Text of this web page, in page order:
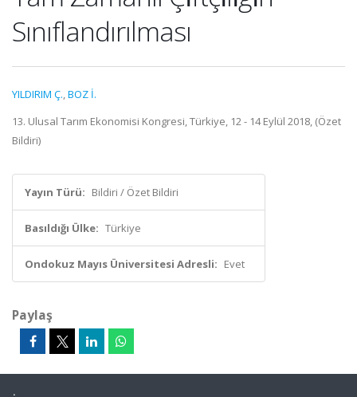
Sınıflandırılması
YILDIRIM Ç.,BOZ İ.
13. Ulusal Tarım Ekonomisi Kongresi, Türkiye, 12 - 14 Eylül 2018, (Özet
Bildiri)
Yayın Türü: Bildiri / Özet Bildiri
Basıldığı Ülke: Türkiye
Ondokuz Mayıs Üniversitesi Adresli: Evet
Paylaş